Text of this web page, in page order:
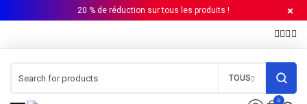
20 % de réduction sur tous les produits !
0
TOUS